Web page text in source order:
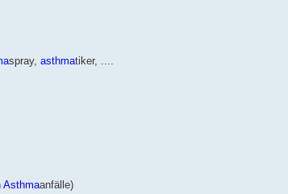
spray, asthmatiker, ....
Asthmaanfälle)